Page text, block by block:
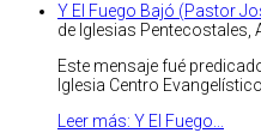
Y El Fuego Bajó (Pastor
de Iglesias Pentecostales,
Este mensaje fué
Iglesia Centro
Leer más: Y El Fuego...